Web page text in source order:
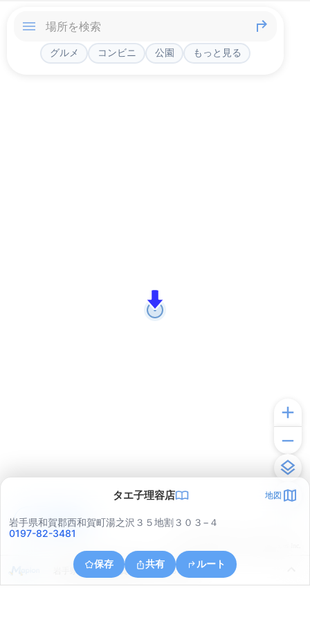
グルメ コンビニ 公園 もっと見る
タエ子理容店 地図
岩手県和賀郡西和賀町湯之沢３５地割３０３−４
0197-82-3481
保存 共有 ルート
岩手県和賀郡西和賀町上野々３８地割
アプリで見る